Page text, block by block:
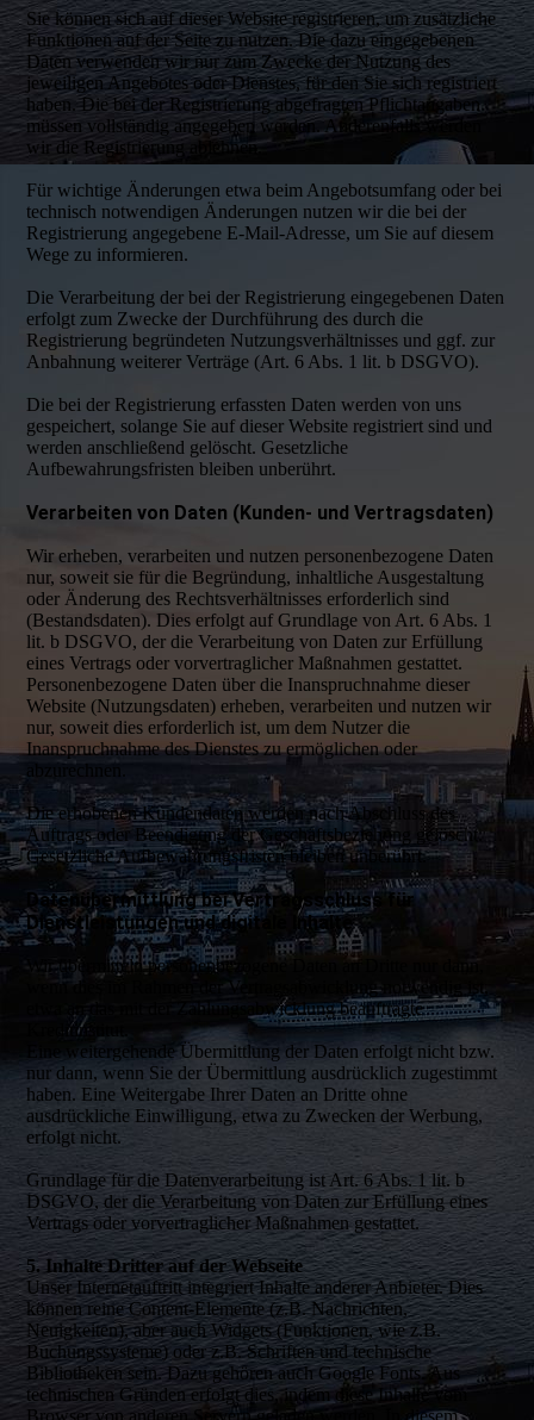
Sie können sich auf dieser Website registrieren, um zusätzliche
Funktionen auf der Seite zu nutzen. Die dazu eingegebenen
Daten verwenden wir nur zum Zwecke der Nutzung des
jeweiligen Angebotes oder Dienstes, für den Sie sich registriert
haben. Die bei der Registrierung abgefragten Pflichtangaben
müssen vollständig angegeben werden. Anderenfalls werden
wir die Registrierung ablehnen.
Für wichtige Änderungen etwa beim Angebotsumfang oder bei
technisch notwendigen Änderungen nutzen wir die bei der
Registrierung angegebene E-Mail-Adresse, um Sie auf diesem
Wege zu informieren.
Die Verarbeitung der bei der Registrierung eingegebenen Daten
erfolgt zum Zwecke der Durchführung des durch die
Registrierung begründeten Nutzungsverhältnisses und ggf. zur
Anbahnung weiterer Verträge (Art. 6 Abs. 1 lit. b DSGVO).
Die bei der Registrierung erfassten Daten werden von uns
gespeichert, solange Sie auf dieser Website registriert sind und
werden anschließend gelöscht. Gesetzliche
Aufbewahrungsfristen bleiben unberührt.
Verarbeiten von Daten (Kunden- und Vertragsdaten)
Wir erheben, verarbeiten und nutzen personenbezogene Daten
nur, soweit sie für die Begründung, inhaltliche Ausgestaltung
oder Änderung des Rechtsverhältnisses erforderlich sind
(Bestandsdaten). Dies erfolgt auf Grundlage von Art. 6 Abs. 1
lit. b DSGVO, der die Verarbeitung von Daten zur Erfüllung
eines Vertrags oder vorvertraglicher Maßnahmen gestattet.
Personenbezogene Daten über die Inanspruchnahme dieser
Website (Nutzungsdaten) erheben, verarbeiten und nutzen wir
nur, soweit dies erforderlich ist, um dem Nutzer die
Inanspruchnahme des Dienstes zu ermöglichen oder
abzurechnen.
Die erhobenen Kundendaten werden nach Abschluss des
Auftrags oder Beendigung der Geschäftsbeziehung gelöscht.
Gesetzliche Aufbewahrungsfristen bleiben unberührt.
Datenübermittlung bei Vertragsschluss für
Dienstleistungen und digitale Inhalte
Wir übermitteln personenbezogene Daten an Dritte nur dann,
wenn dies im Rahmen der Vertragsabwicklung notwendig ist,
etwa an das mit der Zahlungsabwicklung beauftragte
Kreditinstitut.
Eine weitergehende Übermittlung der Daten erfolgt nicht bzw.
nur dann, wenn Sie der Übermittlung ausdrücklich zugestimmt
haben. Eine Weitergabe Ihrer Daten an Dritte ohne
ausdrückliche Einwilligung, etwa zu Zwecken der Werbung,
erfolgt nicht.
Grundlage für die Datenverarbeitung ist Art. 6 Abs. 1 lit. b
DSGVO, der die Verarbeitung von Daten zur Erfüllung eines
Vertrags oder vorvertraglicher Maßnahmen gestattet.
5. Inhalte Dritter auf der Webseite
Unser Internetauftritt integriert Inhalte anderer Anbieter. Dies
können reine Content-Elemente (z.B. Nachrichten,
Neuigkeiten), aber auch Widgets (Funktionen, wie z.B.
Buchungssysteme) oder z.B. Schriften und technische
Bibliotheken sein. Dazu gehören auch Google Fonts. Aus
technischen Gründen erfolgt dies, indem diese Inhalte vom
Browser von anderen Servern geladen werden. In diesem